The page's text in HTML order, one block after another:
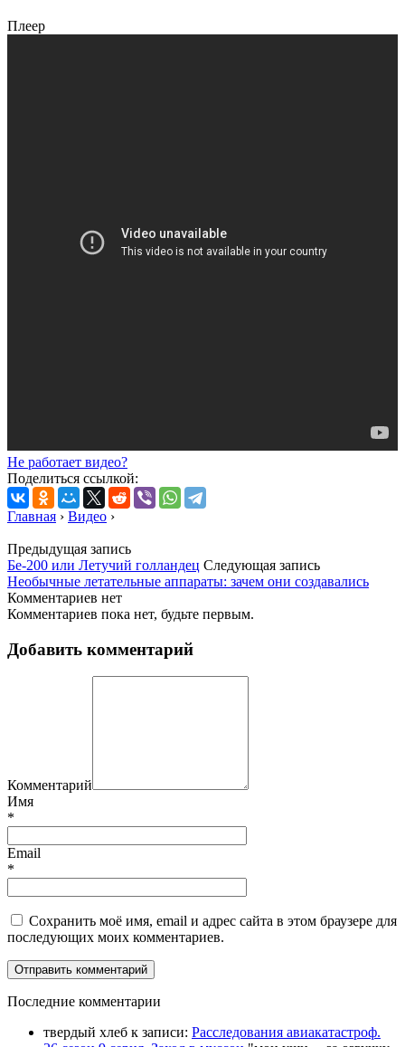
Плеер
Не работает видео?
Поделиться ссылкой:
Главная › Видео ›
Предыдущая запись
Бе-200 или Летучий голландец Следующая запись
Необычные летательные аппараты: зачем они создавались
Комментариев нет
Комментариев пока нет, будьте первым.
Добавить комментарий
Комментарий
Имя
*
Email
*
Сохранить моё имя, email и адрес сайта в этом браузере для
последующих моих комментариев.
Последние комментарии
твердый хлеб к записи: Расследования авиакатастроф.